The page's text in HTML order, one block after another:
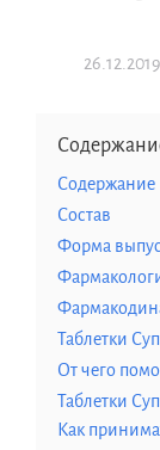
26.12.2019
Содержание
Состав
Форма
Таблетки
От чего
Таблетки
Как